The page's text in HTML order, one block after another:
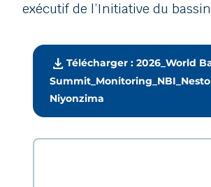
exécutif de l’Initiative du
download Télécharger : 2026_World
Niyonzima